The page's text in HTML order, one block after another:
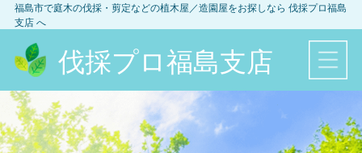
福島市で庭木の伐採・剪定などの植木屋／造園屋をお探しなら 伐採プロ福島
支店へ
伐採プロ福島支店